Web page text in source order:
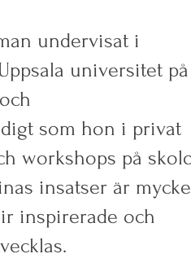
undervisat i
universitet på
som hon i privat
workshops på
insatser är
inspirerade och